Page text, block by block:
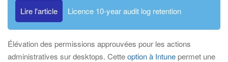
Lire l'article Licence 10-year audit log retention
Élévation des permissions approuvées pour les actions
administratives sur desktops. Cetteoption à Intunepermet une